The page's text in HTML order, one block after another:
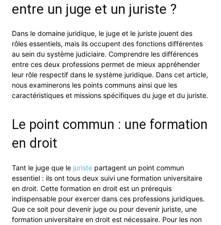
entre un juge et un juriste ?
Dans le domaine juridique, le juge et le juriste jouent des
rôles essentiels, mais ils occupent des fonctions différentes
au sein du système judiciaire. Comprendre les différences
entre ces deux professions permet de mieux appréhender
leur rôle respectif dans le système juridique. Dans cet article,
nous examinerons les points communs ainsi que les
caractéristiques et missions spécifiques du juge et du juriste.
Le point commun : une formation
en droit
Tant le juge que le juriste partagent un point commun
essentiel : ils ont tous deux suivi une formation universitaire
en droit. Cette formation en droit est un prérequis
indispensable pour exercer dans ces professions juridiques.
Que ce soit pour devenir juge ou pour devenir juriste, une
formation universitaire en droit est nécessaire. Pour les non